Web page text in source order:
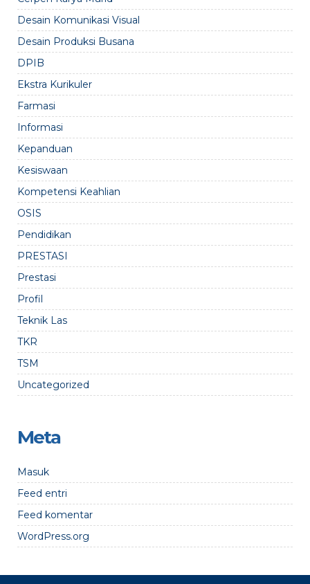
Desain Komunikasi Visual
Desain Produksi Busana
DPIB
Ekstra Kurikuler
Farmasi
Informasi
Kepanduan
Kesiswaan
Kompetensi Keahlian
OSIS
Pendidikan
PRESTASI
Prestasi
Profil
Teknik Las
TKR
TSM
Uncategorized
Meta
Masuk
Feed entri
Feed komentar
WordPress.org